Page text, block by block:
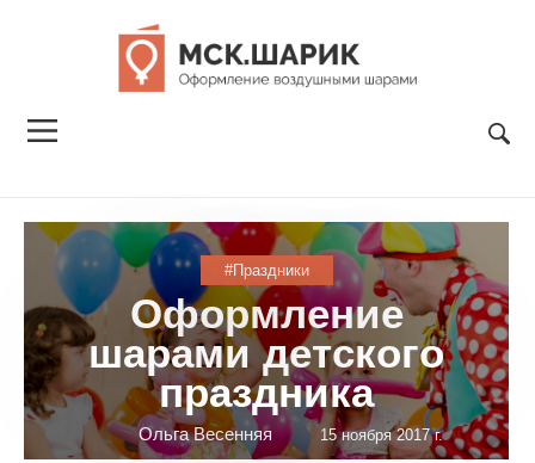
#Праздники
Оформление
шарами детского
праздника
Ольга Весенняя 15 ноября 2017 г.